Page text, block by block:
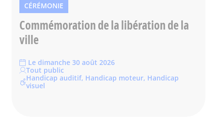
CÉRÉMONIE
Commémoration de la libération de la
ville
Le dimanche 30 août 2026
Tout public
Handicap auditif, Handicap moteur, Handicap
visuel